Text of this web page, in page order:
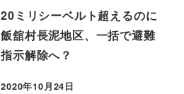
20ミリシーベルト超えるのに
飯舘村長泥地区、一括で避難
指示解除へ？
2020年10月24日